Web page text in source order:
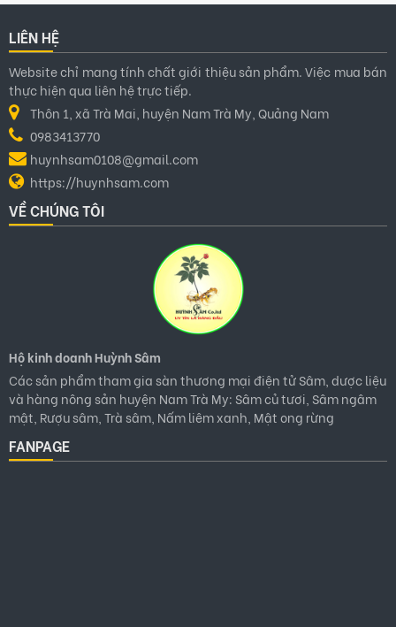
LIÊN HỆ
Website chỉ mang tính chất giới thiệu sản phẩm. Việc mua bán
thực hiện qua liên hệ trực tiếp.
Thôn 1, xã Trà Mai, huyện Nam Trà My, Quảng Nam
0983413770
huynhsam0108@gmail.com
https://huynhsam.com
VỀ CHÚNG TÔI
Hộ kinh doanh Huỳnh Sâm
Các sản phẩm tham gia sàn thương mại điện tử Sâm, dược liệu
và hàng nông sản huyện Nam Trà My: Sâm củ tươi, Sâm ngâm
mật, Rượu sâm, Trà sâm, Nấm liêm xanh, Mật ong rừng
FANPAGE